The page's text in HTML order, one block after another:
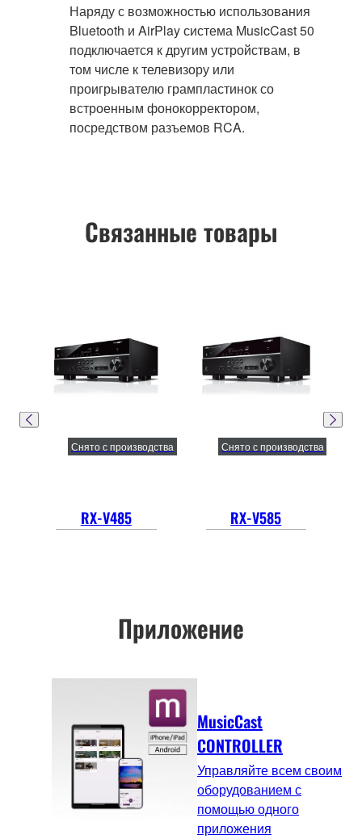
Наряду с возможностью использования
Bluetooth и AirPlay система MusicCast 50
подключается к другим устройствам, в
том числе к телевизору или
проигрывателю грампластинок со
встроенным фонокорректором,
посредством разъемов RCA.
Связанные товары
RX-V485
Снято с производства
RX-V585
Снято с производства
Приложение
MusicCast
CONTROLLER
Управляйте всем своим
оборудованием с
помощью одного
приложения